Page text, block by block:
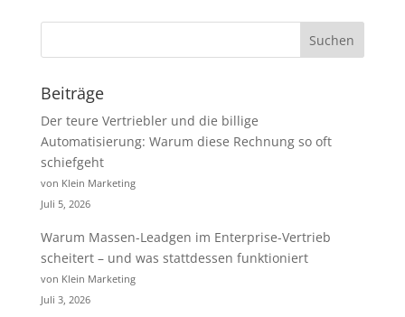
Beiträge
Der teure Vertriebler und die billige
Automatisierung: Warum diese Rechnung so oft
schiefgeht
von Klein Marketing
Juli 5, 2026
Warum Massen-Leadgen im Enterprise-Vertrieb
scheitert – und was stattdessen funktioniert
von Klein Marketing
Juli 3, 2026